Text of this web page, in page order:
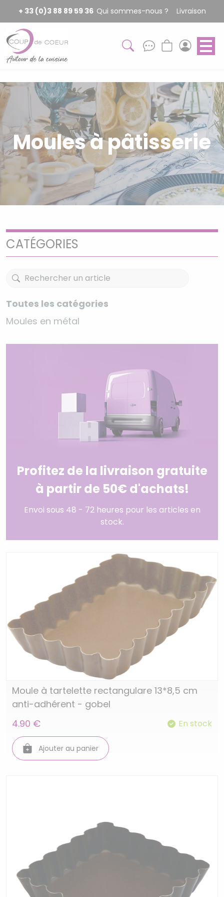
+ 33 (0)3 88 89 59 36 Qui sommes-nous ? Livraison
Moules à pâtisserie
CATÉGORIES
Toutes les catégories
Moules en métal
Profitez de la livraison gratuite
à partir de 50€ d'achats!
Envoi sous 48 - 72 heures pour les articles en
stock.
Moule à tartelette rectangulare 13*8,5 cm
anti-adhérent - gobel
4.90 €
En stock
Ajouter au panier
Panneau de gestion des cookies